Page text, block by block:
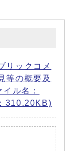
リックコメ
等の概要及
ル名：
310.20KB)